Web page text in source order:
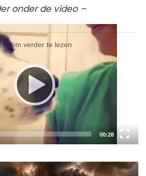
onder de video –
om verder te lezen
Total
duration
00:28